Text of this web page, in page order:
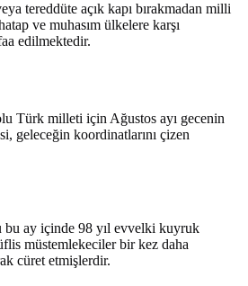
tereddüte açık kapı bırakmadan milli
ve muhasım ülkelere karşı
edilmektedir.
Türk milleti için Ağustos ayı gecenin
geleceğin koordinatlarını çizen
ay içinde 98 yıl evvelki kuyruk
müstemlekeciler bir kez daha
cüret etmişlerdir.